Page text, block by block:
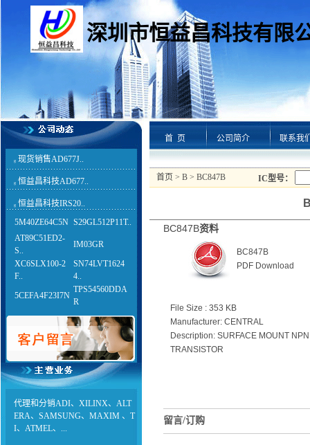
深圳市恒益昌科技有限
g 现货销售AD677J..
g 恒益昌科技AD677..
g 恒益昌科技IRS20..
5M40ZE64C5N S29GL512P11T..
AT89C51ED2-
S..
IM03GR
XC6SLX100-2
F..
SN74LVT1624
4..
5CEFA4F23I7N
TPS54560DDA
R
代理和分销ADI、XILINX、ALT
ERA、SAMSUNG、MAXIM 、T
I、ATMEL、...
首 页 公司简介 联系我
首页 > B > BC847B IC型号：
BC847B资料
BC847B
PDF Download
File Size : 353 KB
Manufacturer: CENTRAL
Description: SURFACE MOUNT
TRANSISTOR
留言/订购